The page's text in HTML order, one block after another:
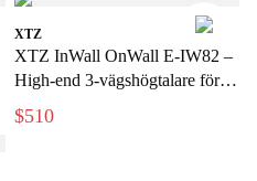
XTZ
XTZ InWall OnWall E-IW82 –
High-end 3-vägshögtalare för
exklusiv hemmabio
$510